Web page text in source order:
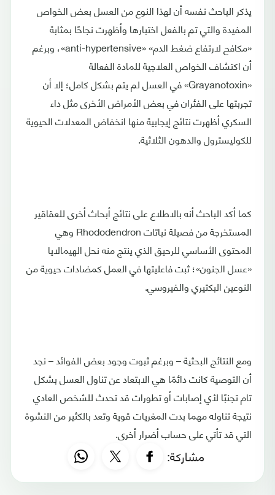
يذكر الباحث نفسه أن لهذا النوع من العسل بعض الخواص
المفيدة والتي تم بالفعل اختبارها وأظهرت نجاحًا بمثابة
«مكافح لارتفاع ضغط الدم» «anti-hypertensive»، وبرغم
أن اكتشاف الخواص العلاجية للمادة الفعالة
«Grayanotoxin» في العسل لم يتم بشكل كامل؛ إلا أن
تجربتها على الفئران في بعض الأمراض الأخرى مثل داء
السكري أظهرت نتائج إيجابية منها انخفاض المعدلات الحيوية
للكوليسترول والدهون الثلاثية.
كما أكد الباحث أنه بالاطلاع على نتائج أبحاث أخرى للعقاقير
المستخرجة من فصيلة نباتات Rhododendron وهي
المحتوى الأساسي للرحيق الذي ينتج منه نحل الهيمالايا
«عسل الجنون»؛ ثبت فاعليتها في العمل كمضادات حيوية من
النوعين البكتيري والفيروسي.
ومع النتائج البحثية – وبرغم ثبوت وجود بعض الفوائد – نجد
أن التوصية كانت دائمًا هي الابتعاد عن تناول العسل بشكل
تام تجنبًا لأي إصابات أو تطورات قد تحدث للشخص العادي
نتيجة تناوله مهما بدت المغريات قوية وتعد بالكثير من النشوة
التي قد تأتي على حساب أضرار أخرى.
مشاركة: